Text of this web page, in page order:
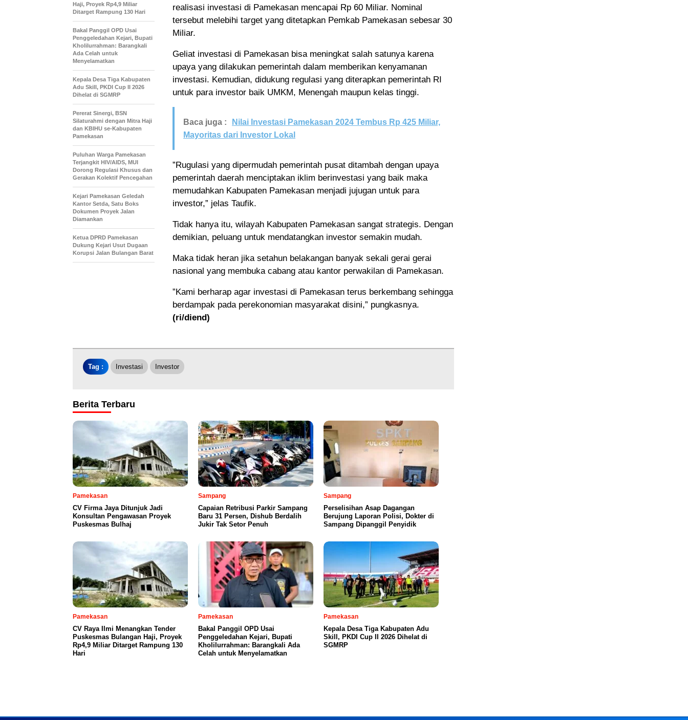
realisasi investasi di Pamekasan mencapai Rp 60 Miliar. Nominal
tersebut melebihi target yang ditetapkan Pemkab Pamekasan sebesar 30
Miliar.
Geliat investasi di Pamekasan bisa meningkat salah satunya karena
upaya yang dilakukan pemerintah dalam memberikan kenyamanan
investasi. Kemudian, didukung regulasi yang diterapkan pemerintah RI
untuk para investor baik UMKM, Menengah maupun kelas tinggi.
Baca juga :
Nilai Investasi Pamekasan 2024 Tembus Rp 425 Miliar,
Mayoritas dari Investor Lokal
”Rugulasi yang dipermudah pemerintah pusat ditambah dengan upaya
pemerintah daerah menciptakan iklim berinvestasi yang baik maka
memudahkan Kabupaten Pamekasan menjadi jujugan untuk para
investor,” jelas Taufik.
Tidak hanya itu, wilayah Kabupaten Pamekasan sangat strategis. Dengan
demikian, peluang untuk mendatangkan investor semakin mudah.
Maka tidak heran jika setahun belakangan banyak sekali gerai gerai
nasional yang membuka cabang atau kantor perwakilan di Pamekasan.
”Kami berharap agar investasi di Pamekasan terus berkembang sehingga
berdampak pada perekonomian masyarakat disini,” pungkasnya.
(ri/diend)
Haji, Proyek Rp4,9 Miliar
Ditarget Rampung 130 Hari
Bakal Panggil OPD Usai
Penggeledahan Kejari, Bupati
Kholilurrahman: Barangkali
Ada Celah untuk
Menyelamatkan
Kepala Desa Tiga Kabupaten
Adu Skill, PKDI Cup II 2026
Dihelat di SGMRP
Pererat Sinergi, BSN
Silaturahmi dengan Mitra Haji
dan KBIHU se-Kabupaten
Pamekasan
Puluhan Warga Pamekasan
Terjangkit HIV/AIDS, MUI
Dorong Regulasi Khusus dan
Gerakan Kolektif Pencegahan
Kejari Pamekasan Geledah
Kantor Setda, Satu Boks
Dokumen Proyek Jalan
Diamankan
Ketua DPRD Pamekasan
Dukung Kejari Usut Dugaan
Korupsi Jalan Bulangan Barat
Tag : Investasi Investor
Berita Terbaru
Pamekasan
CV Firma Jaya Ditunjuk Jadi
Konsultan Pengawasan Proyek
Puskesmas Bulhaj
Sampang
Capaian Retribusi Parkir Sampang
Baru 31 Persen, Dishub Berdalih
Jukir Tak Setor Penuh
Sampang
Perselisihan Asap Dagangan
Berujung Laporan Polisi, Dokter di
Sampang Dipanggil Penyidik
Pamekasan
CV Raya Ilmi Menangkan Tender
Puskesmas Bulangan Haji, Proyek
Rp4,9 Miliar Ditarget Rampung 130
Hari
Pamekasan
Bakal Panggil OPD Usai
Penggeledahan Kejari, Bupati
Kholilurrahman: Barangkali Ada
Celah untuk Menyelamatkan
Pamekasan
Kepala Desa Tiga Kabupaten Adu
Skill, PKDI Cup II 2026 Dihelat di
SGMRP